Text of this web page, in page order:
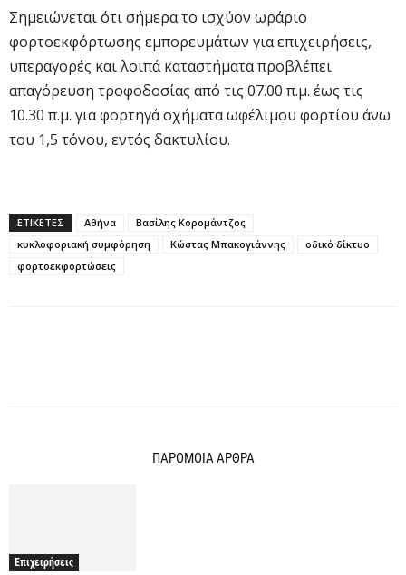
Σημειώνεται ότι σήμερα το ισχύον ωράριο
φορτοεκφόρτωσης εμπορευμάτων για επιχειρήσεις,
υπεραγορές και λοιπά καταστήματα προβλέπει
απαγόρευση τροφοδοσίας από τις 07.00 π.μ. έως τις
10.30 π.μ. για φορτηγά οχήματα ωφέλιμου φορτίου άνω
του 1,5 τόνου, εντός δακτυλίου.
ΕΤΙΚΕΤΕΣ Αθήνα
Βασίλης Κορομάντζος
κυκλοφοριακή συμφόρηση
Κώστας Μπακογιάννης
οδικό δίκτυο
φορτοεκφορτώσεις
ΠΑΡΟΜΟΙΑ ΑΡΘΡΑ
Επιχειρήσεις